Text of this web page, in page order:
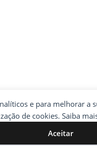
e para melhorar a
de cookies. Saiba
Aceitar